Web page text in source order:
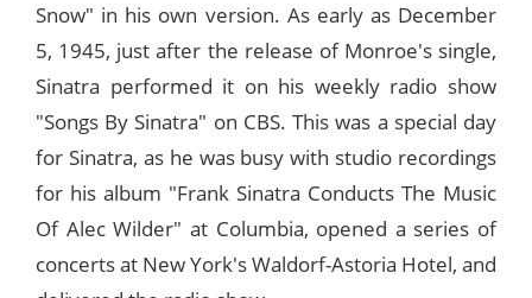
Snow" in his own version. As early as December
5, 1945, just after the release of Monroe's single,
Sinatra performed it on his weekly radio show
"Songs By Sinatra" on CBS. This was a special day
for Sinatra, as he was busy with studio recordings
for his album "Frank Sinatra Conducts The Music
Of Alec Wilder" at Columbia, opened a series of
concerts at New York's Waldorf-Astoria Hotel, and